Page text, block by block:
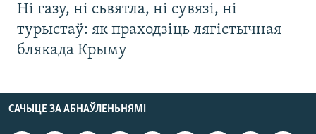
Ні газу, ні сьвятла, ні сувязі, ні
турыстаў: як праходзіць лягістычная
блякада Крыму
САЧЫЦЕ ЗА АБНАЎЛЕНЬНЯМІ